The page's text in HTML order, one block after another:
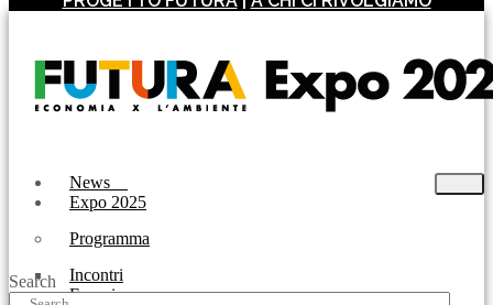
News
Expo 2025
Programma
Incontri
Experience
Search